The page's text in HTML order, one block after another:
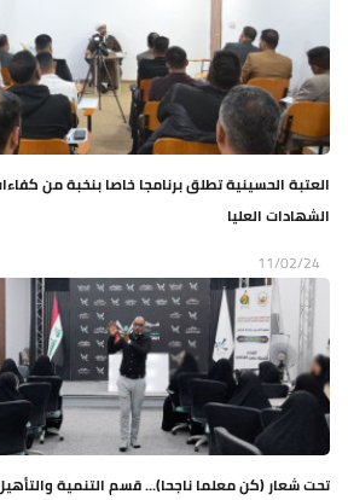
العتبة الحسينية تطلق برنامجا خاصا بنخبة من
الشهادات العليا
11/02/24
تحت شعار (كن معلما ناجحا)... قسم التنمية